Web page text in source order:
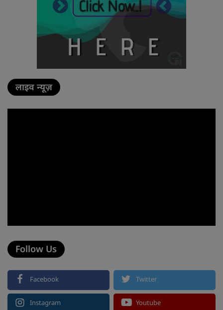
लाइव न्यूज़
Follow Us
Facebook Twitter
Instagram Youtube